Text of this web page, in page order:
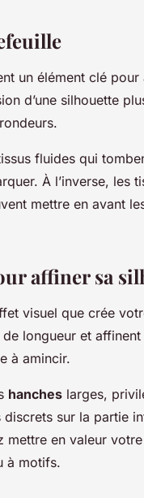
un élément clé
d’une silhouette
fluides qui
À l’inverse, les
mettre en avant
affiner sa
visuel que crée
longueur et affinent
à amincir.
hanches larges,
sur la partie
mettre en valeur
à motifs.